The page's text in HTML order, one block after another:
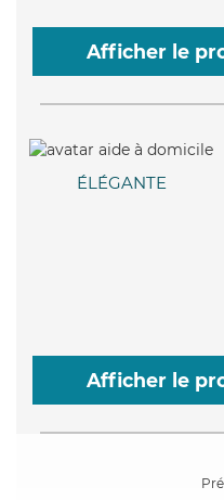
Afficher le
ÉLÉGANTE
Afficher le